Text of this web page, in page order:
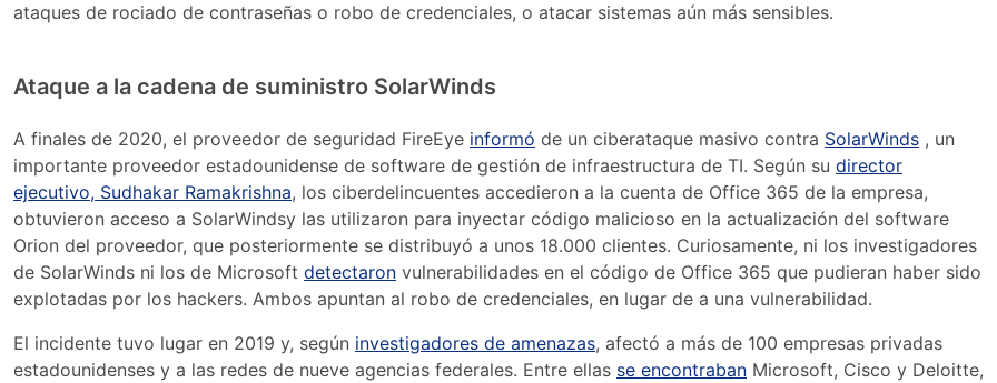
ataques de rociado de contraseñas o robo de credenciales, o atacar sistemas aún más sensibles.
Ataque a la cadena de suministro SolarWinds
A finales de 2020, el proveedor de seguridad FireEye informó de un ciberataque masivo contra SolarWinds , un
importante proveedor estadounidense de software de gestión de infraestructura de TI. Según sudirector
ejecutivo, Sudhakar Ramakrishna, los ciberdelincuentes accedieron a la cuenta de Office 365 de la empresa,
obtuvieron acceso a SolarWindsy las utilizaron para inyectar código malicioso en la actualización del software
Orion del proveedor, que posteriormente se distribuyó a unos 18.000 clientes. Curiosamente, ni los investigadores
de SolarWinds ni los de Microsoftdetectaron vulnerabilidades en el código de Office 365 que pudieran haber sido
explotadas por los hackers. Ambos apuntan al robo de credenciales, en lugar de a una vulnerabilidad.
El incidente tuvo lugar en 2019 y, según investigadores de amenazas, afectó a más de 100 empresas privadas
estadounidenses y a las redes de nueve agencias federales. Entre ellas se encontraban Microsoft, Cisco y Deloitte,